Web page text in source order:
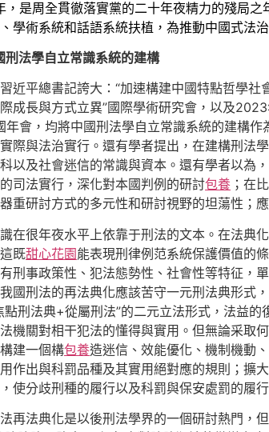
，是周全貫徹落實黨的二十年夜精力的殘局
學術系統和話語系統扶植，為推動中國式法
刑法學自立常識系統的建構
習近平總書記誇大：“加速構建中國特點哲學
成長與方式立異”國際學術研究會，以及
會，均將中國刑法學自立常識系統的建構
際與法治實行。還有學者提出，在建構刑法
以及社會迷信的常識與資本。還有學者以為
司法實行，深化對本國判例的研討包養 ；在
重研討方式的多元性和研討視野的坦蕩性；
在很年夜水平上依靠于刑法的文本。在法典
既甜心花園能表現刑律例范系統保護價值的
刑事政策性、犯法態勢性、社會性等特征，
國刑法的再法典化應該苦守一元刑法典形式
點刑法典+從屬刑法”的二元立法形式，法益
機關對相干犯法的懂得與實用。但無論采取
建一個構包養造迷信、效能優化、機制機動
作出與科罰品種及其實用絕對應的規則；擴
使分歧刑種的履行以及科罰與保安處罰的履
再法典化是以後刑法學界的一個研討熱門，